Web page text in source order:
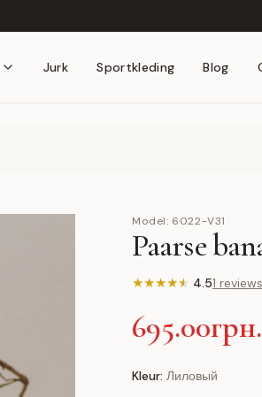
Jurk Sportkleding Blog
Model: 6022-V31
Paarse
★★★★★ 4.51 reviews
695.00грн.
Kleur: Лиловый